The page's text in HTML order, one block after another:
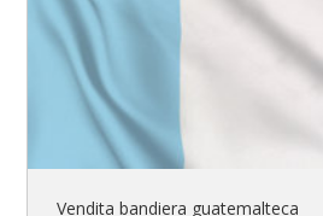
Vendita bandiera guatemalteca